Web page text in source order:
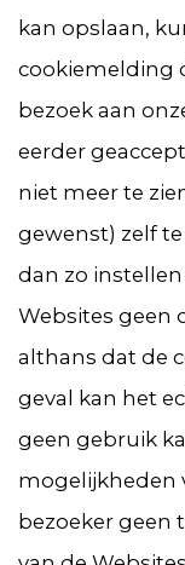
kan opslaan,
cookiemelding
bezoek aan
eerder
niet meer te
gewenst) zelf
dan zo
Websites geen
althans dat de
geval kan het
geen gebruik
mogelijkheden
bezoeker geen